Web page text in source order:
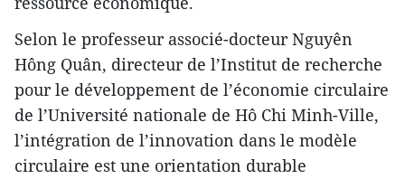
Selon le professeur associé-docteur Nguyên
Hông Quân, directeur de l’Institut de recherche
pour le développement de l’économie circulaire
de l’Université nationale de Hô Chi Minh-Ville,
l’intégration de l’innovation dans le modèle
circulaire est une orientation durable